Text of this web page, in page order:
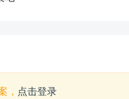
， 点击登录